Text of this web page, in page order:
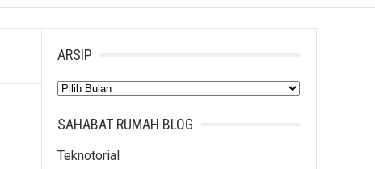
ARSIP
Arsip
SAHABAT RUMAH BLOG
Teknotorial